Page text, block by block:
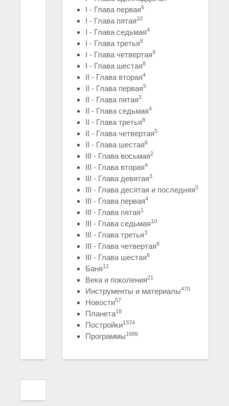
I - Глава первая6
I - Глава пятая10
I - Глава седьмая4
I - Глава третья8
I - Глава четвертая9
I - Глава шестая8
II - Глава вторая4
II - Глава первая5
II - Глава пятая3
II - Глава седьмая4
II - Глава третья8
II - Глава четвертая5
II - Глава шестая6
III - Глава восьмая2
III - Глава вторая4
III - Глава девятая3
III - Глава десятая и последняя5
III - Глава первая4
III - Глава пятая1
III - Глава седьмая10
III - Глава третья3
III - Глава четвертая8
III - Глава шестая6
Баня12
Века и поколения21
Инструменты и материалы470
Новости57
Планета18
Постройки1374
Программы1686